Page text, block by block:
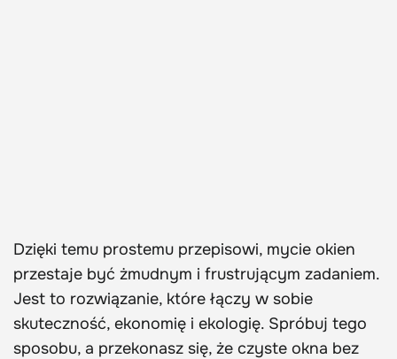
Dzięki temu prostemu przepisowi, mycie okien
przestaje być żmudnym i frustrującym zadaniem.
Jest to rozwiązanie, które łączy w sobie
skuteczność, ekonomię i ekologię. Spróbuj tego
sposobu, a przekonasz się, że czyste okna bez